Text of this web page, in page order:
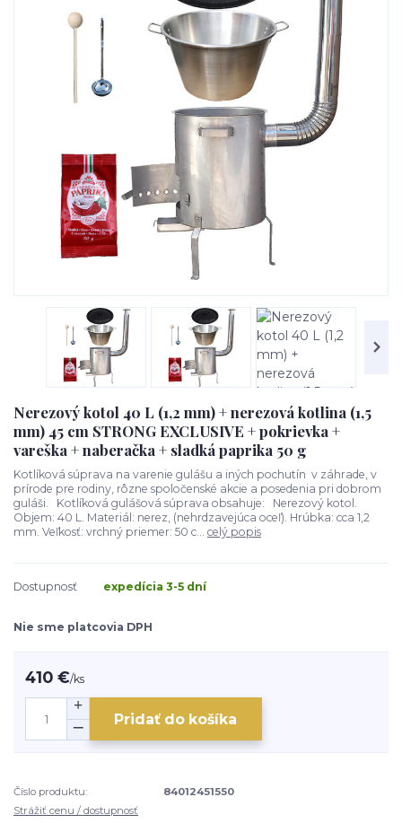
Nerezový kotol 40 L (1,2 mm) + nerezová kotlina (1,5
mm) 45 cm STRONG EXCLUSIVE + pokrievka +
vareška + naberačka + sladká paprika 50 g
Kotlíková súprava na varenie gulášu a iných pochutín v záhrade, v
prírode pre rodiny, rôzne spoločenské akcie a posedenia pri dobrom
guláši. Kotlíková gulášová súprava obsahuje: Nerezový kotol.
Objem: 40 L. Materiál: nerez, (nehrdzavejúca oceľ). Hrúbka: cca 1,2
mm. Veľkosť: vrchný priemer: 50 c... celý popis
Dostupnosť expedícia 3-5 dní
Nie sme platcovia DPH
410 €/ks
Pridať do košíka
Číslo produktu:
84012451550
Strážiť cenu / dostupnosť